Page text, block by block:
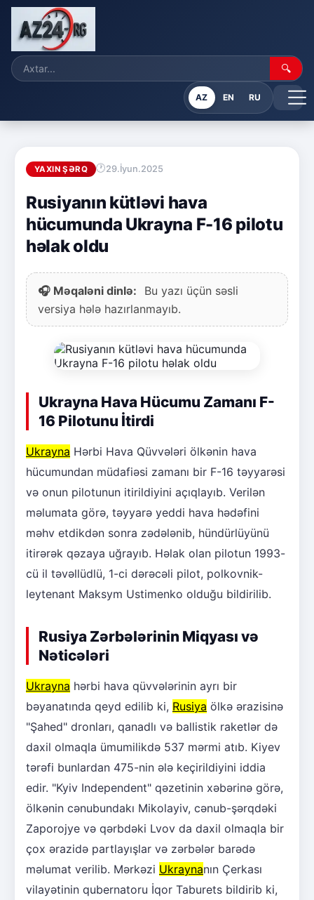
🔍
AZ EN RU
YAXIN ŞƏRQ 29.İyun.2025
Rusiyanın kütləvi hava
hücumunda Ukrayna F-16 pilotu
həlak oldu
🎧 Məqaləni dinlə:
Bu yazı üçün səsli
versiya hələ hazırlanmayıb.
Ukrayna Hava Hücumu Zamanı F-
16 Pilotunu İtirdi
Ukrayna Hərbi Hava Qüvvələri ölkənin hava
hücumundan müdafiəsi zamanı bir F-16 təyyarəsi
və onun pilotunun itirildiyini açıqlayıb. Verilən
məlumata görə, təyyarə yeddi hava hədəfini
məhv etdikdən sonra zədələnib, hündürlüyünü
itirərək qəzaya uğrayıb. Həlak olan pilotun 1993-
cü il təvəllüdlü, 1-ci dərəcəli pilot, polkovnik-
leytenant Maksym Ustimenko olduğu bildirilib.
Rusiya Zərbələrinin Miqyası və
Nəticələri
Ukrayna hərbi hava qüvvələrinin ayrı bir
bəyanatında qeyd edilib ki, Rusiya ölkə ərazisinə
"Şahed" dronları, qanadlı və ballistik raketlər də
daxil olmaqla ümumilikdə 537 mərmi atıb. Kiyev
tərəfi bunlardan 475-nin ələ keçirildiyini iddia
edir. "Kyiv Independent" qəzetinin xəbərinə görə,
ölkənin cənubundakı Mikolayiv, cənub-şərqdəki
Zaporojye və qərbdəki Lvov da daxil olmaqla bir
çox ərazidə partlayışlar və zərbələr barədə
məlumat verilib. Mərkəzi Ukraynanın Çerkası
vilayətinin qubernatoru İqor Taburets bildirib ki,